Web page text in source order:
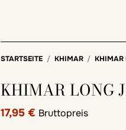
STARTSEITE KHIMAR KHIMAR
KHIMAR LONG
17,95 € Bruttopreis